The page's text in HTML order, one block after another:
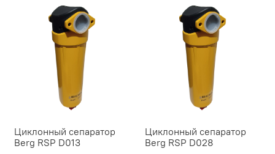
Циклонный сепаратор
Berg RSP D013
Циклонный сепаратор
Berg RSP D028